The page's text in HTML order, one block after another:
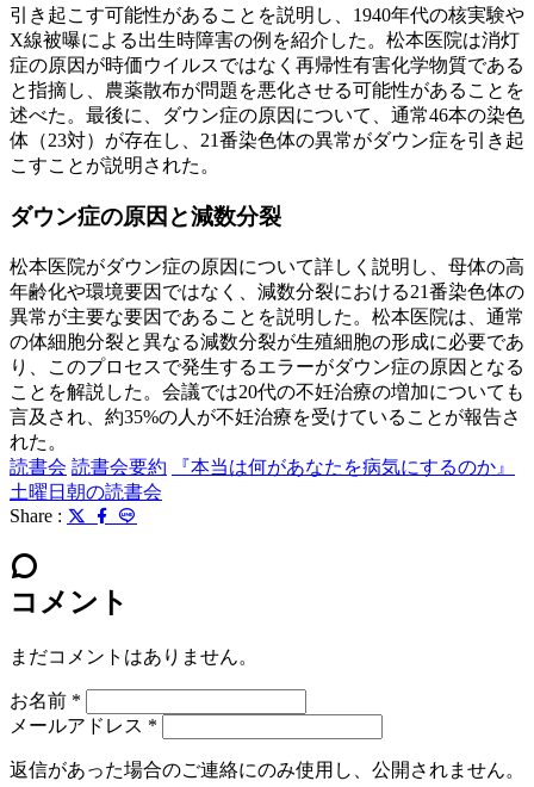
引き起こす可能性があることを説明し、1940年代の核実験や
X線被曝による出生時障害の例を紹介した。松本医院は消灯
症の原因が時価ウイルスではなく再帰性有害化学物質である
と指摘し、農薬散布が問題を悪化させる可能性があることを
述べた。最後に、ダウン症の原因について、通常46本の染色
体（23対）が存在し、21番染色体の異常がダウン症を引き起
こすことが説明された。
ダウン症の原因と減数分裂
松本医院がダウン症の原因について詳しく説明し、母体の高
年齢化や環境要因ではなく、減数分裂における21番染色体の
異常が主要な要因であることを説明した。松本医院は、通常
の体細胞分裂と異なる減数分裂が生殖細胞の形成に必要であ
り、このプロセスで発生するエラーがダウン症の原因となる
ことを解説した。会議では20代の不妊治療の増加についても
言及され、約35%の人が不妊治療を受けていることが報告さ
れた。
読書会 読書会要約
『本当は何があなたを病気にするのか』
土曜日朝の読書会
Share :
コメント
まだコメントはありません。
お名前 *
メールアドレス *
返信があった場合のご連絡にのみ使用し、公開されません。